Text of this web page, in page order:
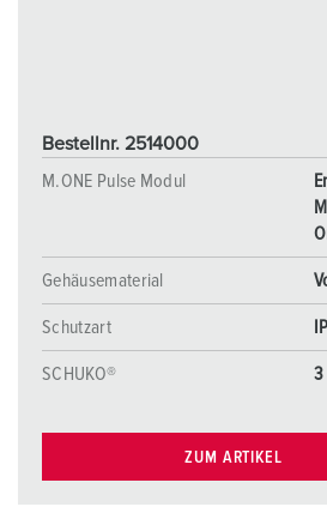
Bestellnr. 2514000
M.ONE Pulse Modul
Gehäusematerial
Schutzart
SCHUKO® 3
ZUM ARTIKEL